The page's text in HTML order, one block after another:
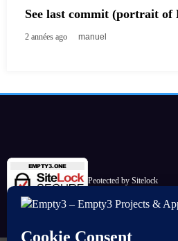
See last commit (portrait of
2 années ago manuel
Peotected by Sitelock